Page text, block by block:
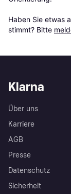
Haben Sie etwas
stimmt? Bitte
Klarna
Über uns
Karriere
AGB
Presse
Datenschutz
Sicherheit